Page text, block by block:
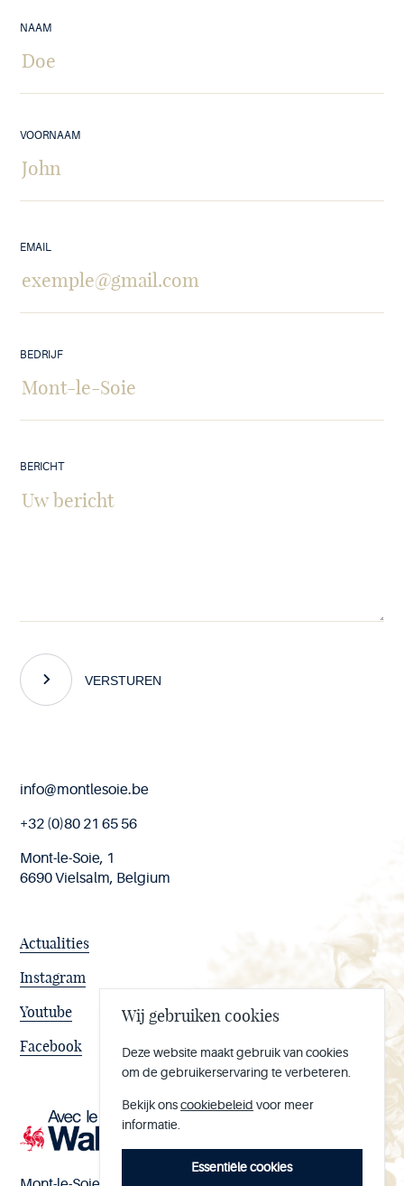
NAAM
VOORNAAM
EMAIL
BEDRIJF
BERICHT
VERSTUREN
End
page
info@montlesoie.be
+32 (0)80 21 65 56
Mont-le-Soie, 1
6690 Vielsalm, Belgium
Facebook
Youtube
Instagram
Actualities
Wij gebruiken cookies
Deze website maakt gebruik van cookies
om de gebruikerservaring te verbeteren.
Bekijk onscookiebeleid voor meer
informatie.
Essentiële cookies